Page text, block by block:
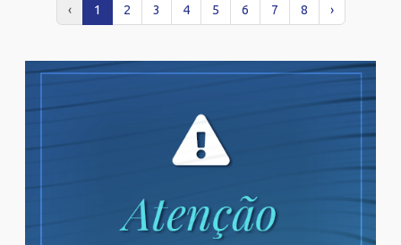
‹ 1 2 3 4 5 6 7 8 ›